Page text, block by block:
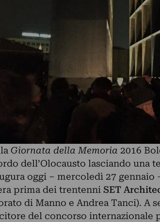
Giornata della Memoria 2016
dell’Olocausto lasciando una
oggi – mercoledì 27 gennaio
prima dei trentenni SET
di Manno e Andrea Tanci). A
del concorso internazionale